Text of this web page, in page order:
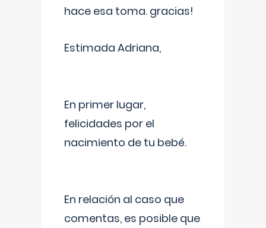
hace esa toma. gracias!
Estimada Adriana,
En primer lugar,
felicidades por el
nacimiento de tu bebé.
En relación al caso que
comentas, es posible que